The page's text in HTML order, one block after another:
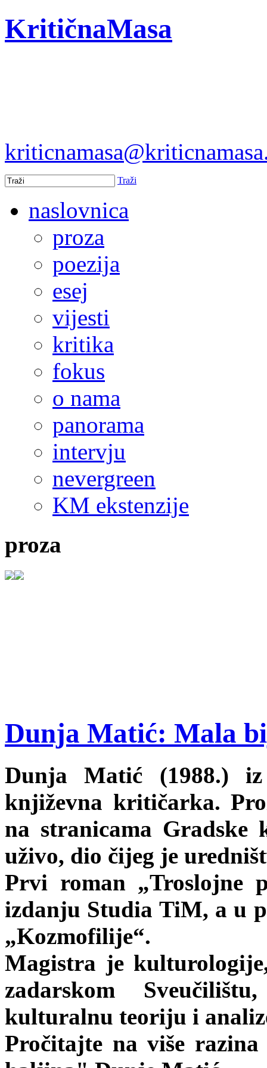
KritičnaMasa
Traži
naslovnica
proza
poezija
esej
vijesti
kritika
fokus
o nama
panorama
intervju
nevergreen
KM ekstenzije
proza
Dunja Matić: Mala
Dunja Matić (1988.)
književna kritičarka.
na stranicama
uživo, dio čijeg je
Prvi roman „Troslojne
izdanju Studia TiM, a u
„Kozmofilije“.
Magistra je
zadarskom
kulturalnu teoriju i
Pročitajte na više